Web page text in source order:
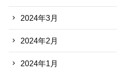
2024年3月
2024年2月
2024年1月